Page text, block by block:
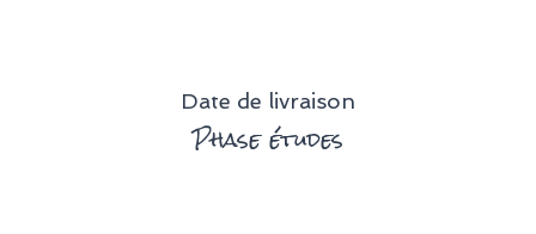
Date de livraison
Phase études